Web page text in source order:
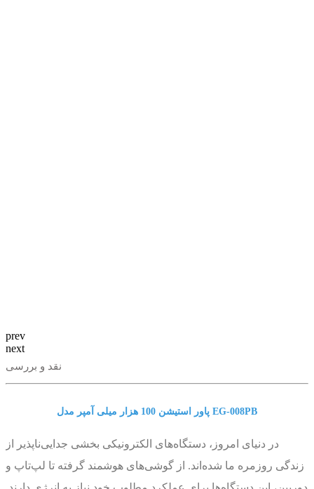
prev
next
نقد و بررسی
پاور استیشن 100 هزار میلی آمپر مدل EG-008PB
در دنیای امروز، دستگاه‌های الکترونیکی بخشی جدایی‌ناپذیر از
زندگی روزمره ما شده‌اند. از گوشی‌های هوشمند گرفته تا لپ‌تاپ‌ و